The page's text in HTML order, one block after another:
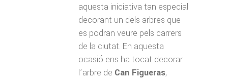
aquesta iniciativa tan especial
decorant un dels arbres que
es podran veure pels carrers
de la ciutat. En aquesta
ocasió ens ha tocat decorar
l’arbre de Can Figueras,